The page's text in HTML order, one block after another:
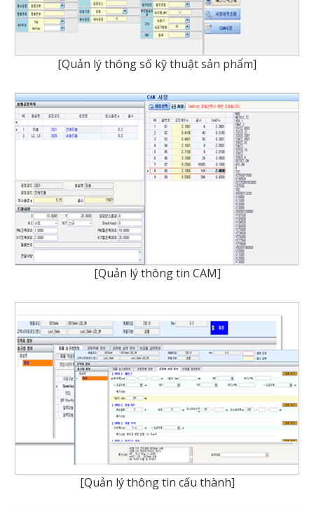
[Quản lý thông số kỹ thuật sản phẩm]
[Quản lý thông tin CAM]
[Quản lý thông tin cấu thành]